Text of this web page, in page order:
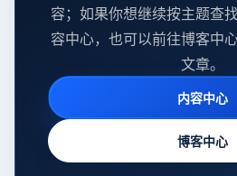
容；如果你想继续按主题查
容中心，也可以前往博客中
文章。
内容中心
博客中心